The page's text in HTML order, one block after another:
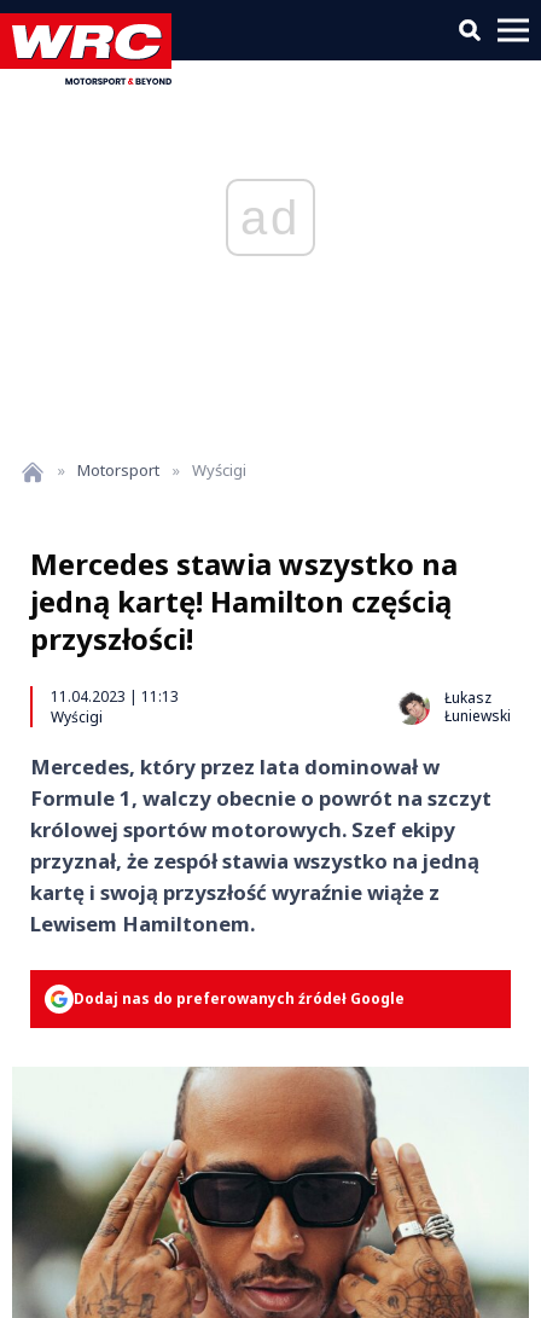
ad
» Motorsport » Wyścigi
Mercedes stawia wszystko na
jedną kartę! Hamilton częścią
przyszłości!
11.04.2023 | 11:13
Wyścigi
Łukasz
Łuniewski
Mercedes, który przez lata dominował w
Formule 1, walczy obecnie o powrót na szczyt
królowej sportów motorowych. Szef ekipy
przyznał, że zespół stawia wszystko na jedną
kartę i swoją przyszłość wyraźnie wiąże z
Lewisem Hamiltonem.
Dodaj nas do preferowanych źródeł Google